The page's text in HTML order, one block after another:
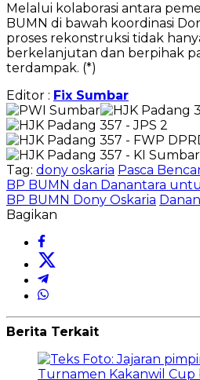
‎Melalui kolaborasi antara
BUMN di bawah koordinasi
proses rekonstruksi tidak
berkelanjutan dan berpihak
terdampak. (*)
Editor : Fix Sumbar
Tag: dony oskaria Pasca
BP BUMN dan Danantara
BP BUMN Dony Oskaria
Bagikan
Berita Terkait